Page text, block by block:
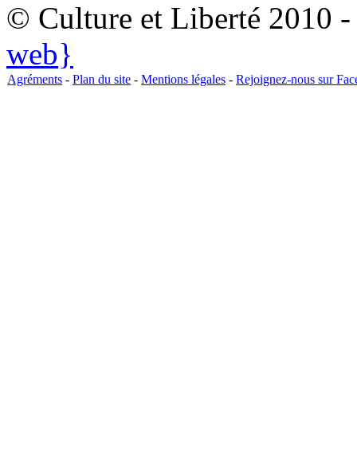
© Culture et Liberté 2010
web}
Agréments - Plan du site - Mentions légales - Rejoignez-nous sur